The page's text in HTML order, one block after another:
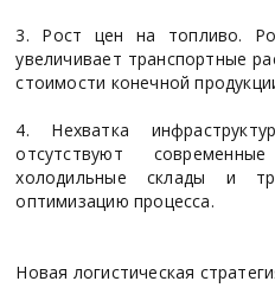
3. Рост цен на топливо.
увеличивает транспортные
стоимости конечной
4. Нехватка
отсутствуют
холодильные склады и
оптимизацию процесса.
Новая логистическая